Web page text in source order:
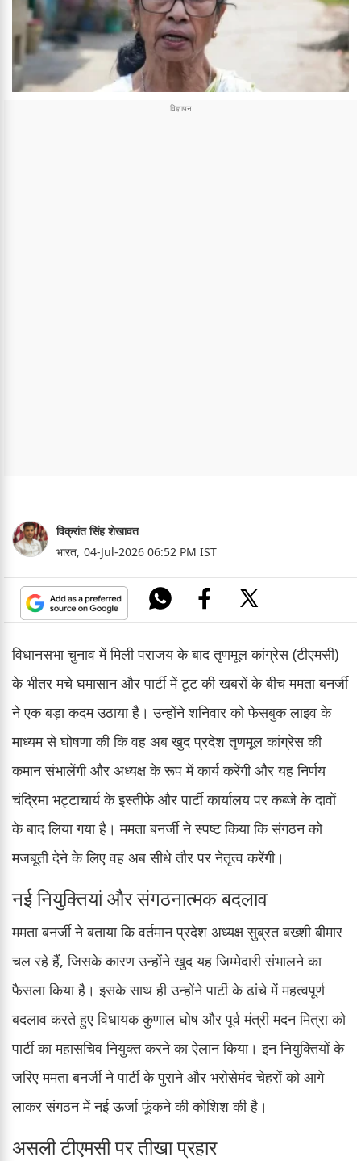
विक्रांत सिंह शेखावत
भारत, 04-Jul-2026 06:52 PM IST
विधानसभा चुनाव में मिली पराजय के बाद तृणमूल कांग्रेस (टीएमसी)
के भीतर मचे घमासान और पार्टी में टूट की खबरों के बीच ममता बनर्जी
ने एक बड़ा कदम उठाया है। उन्होंने शनिवार को फेसबुक लाइव के
माध्यम से घोषणा की कि वह अब खुद प्रदेश तृणमूल कांग्रेस की
कमान संभालेंगी और अध्यक्ष के रूप में कार्य करेंगी और यह निर्णय
चंद्रिमा भट्टाचार्य के इस्तीफे और पार्टी कार्यालय पर कब्जे के दावों
के बाद लिया गया है। ममता बनर्जी ने स्पष्ट किया कि संगठन को
मजबूती देने के लिए वह अब सीधे तौर पर नेतृत्व करेंगी।
नई नियुक्तियां और संगठनात्मक बदलाव
ममता बनर्जी ने बताया कि वर्तमान प्रदेश अध्यक्ष सुब्रत बख्शी बीमार
चल रहे हैं, जिसके कारण उन्होंने खुद यह जिम्मेदारी संभालने का
फैसला किया है। इसके साथ ही उन्होंने पार्टी के ढांचे में महत्वपूर्ण
बदलाव करते हुए विधायक कुणाल घोष और पूर्व मंत्री मदन मित्रा को
पार्टी का महासचिव नियुक्त करने का ऐलान किया। इन नियुक्तियों के
जरिए ममता बनर्जी ने पार्टी के पुराने और भरोसेमंद चेहरों को आगे
लाकर संगठन में नई ऊर्जा फूंकने की कोशिश की है।
असली टीएमसी पर तीखा प्रहार